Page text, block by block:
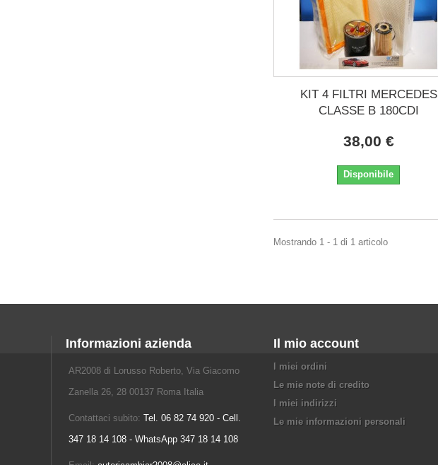
KIT 4 FILTRI MERCEDES
CLASSE B 180CDI
38,00 €
Disponibile
Mostrando 1 - 1 di 1 articolo
Informazioni azienda
AR2008 di Lorusso Roberto, Via Giacomo
Zanella 26, 28 00137 Roma Italia
Contattaci subito: Tel. 06 82 74 920 - Cell.
347 18 14 108 - WhatsApp 347 18 14 108
Il mio account
I miei ordini
Le mie note di credito
I miei indirizzi
Le mie informazioni personali